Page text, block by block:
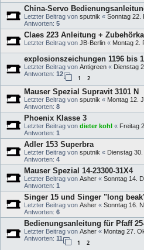
China-Servo
Letzter Beitrag von sputnik « Sonntag 22.
Antworten: 5
Claes 223 Anleitung +
Letzter Beitrag von JB-Berlin « Montag 2.
explosionszeichungen 1196 bis
Letzter Beitrag von Antigreen « Dienstag
Antworten: 12
1 2
Mauser Spezial Supravit 3101 N
Letzter Beitrag von sputnik « Montag 12.
Antworten: 8
Phoenix Klasse 3
Letzter Beitrag von dieter kohl « Freitag
Antworten: 1
Adler 153 Superbra
Letzter Beitrag von sputnik « Dienstag
Antworten: 4
Mauser Spezial 14-23300-31X4
Letzter Beitrag von Asher « Sonntag 14.
Antworten: 1
Singer 15 und Singer "long
Letzter Beitrag von Asher « Sonntag 16.
Antworten: 6
Bedienungsanleitung für Pfaff
Letzter Beitrag von Asher « Montag 27.
Antworten: 11
1 2